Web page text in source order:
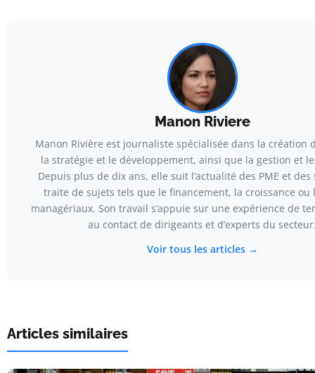
Manon Riviere
Manon Rivière est journaliste spécialisée dans la création
la stratégie et le développement, ainsi que la gestion et
Depuis plus de dix ans, elle suit l’actualité des PME et
traite de sujets tels que le financement, la croissance ou
managériaux. Son travail s’appuie sur une expérience de
au contact de dirigeants et d’experts du
Voir tous les articles →
Articles similaires